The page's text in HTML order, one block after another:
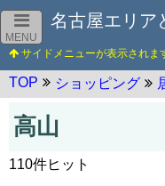
MENU
名古屋エリア
TOP ショッピング
高山
110件ヒット